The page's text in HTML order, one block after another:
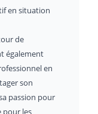
en situation
de
également
en
son
passion pour
pour les